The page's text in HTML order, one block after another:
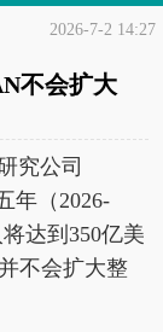
2026-7-2 14:27
不会扩大
究公司
年（2026-
达到350亿美
不会扩大整